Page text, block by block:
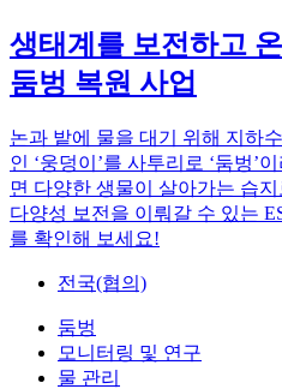
생태계를 보전하고
둠벙 복원 사업
논과 밭에 물을 대기 위해 지하
인 ‘웅덩이’를 사투리로 ‘둠벙’
면 다양한 생물이 살아가는 습
다양성 보전을 이뤄갈 수 있는
를 확인해 보세요!
전국(협의)
둠벙
모니터링 및 연구
물 관리